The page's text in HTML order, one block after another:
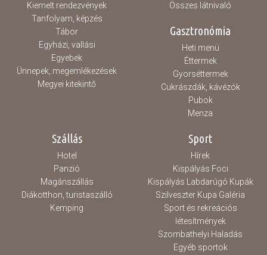
Kiemelt rendezvények
Tanfolyam, képzés
Tábor
Egyházi, vallási
Egyebek
Ünnepek, megemlékezések
Megyei kitekintő
Összes látnivaló
Gasztronómia
Heti menü
Éttermek
Gyorséttermek
Cukrászdák, kávézók
Pubok
Menza
Szállás
Hotel
Panzió
Magánszállás
Diákotthon, turistaszálló
Kemping
Sport
Hírek
Kispályás Foci
Kispályás Labdarúgó Kupák
Szilveszter Kupa Galéria
Sport és rekreációs
létesítmények
Szombathelyi Haladás
Egyéb sportok